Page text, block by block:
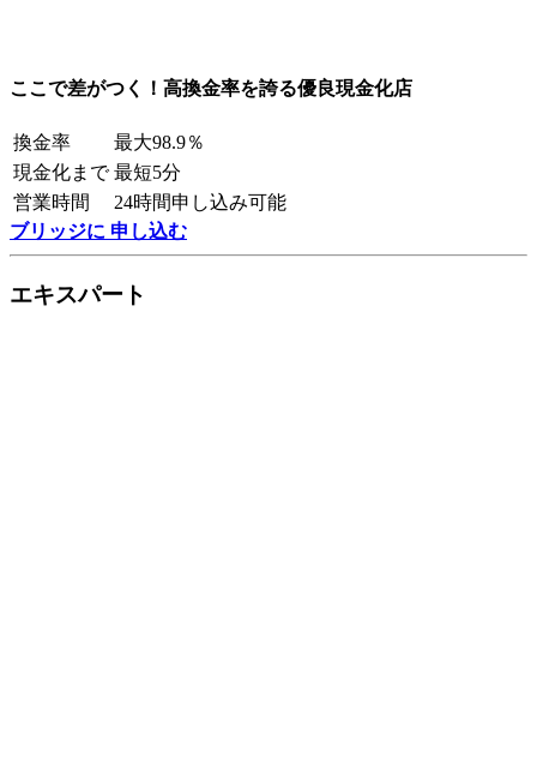
ここで差がつく！高換金率を誇る優良現金化店
換金率
最大98.9％
現金化まで 最短5分
営業時間
24時間申し込み可能
ブリッジに 申し込む
エキスパート